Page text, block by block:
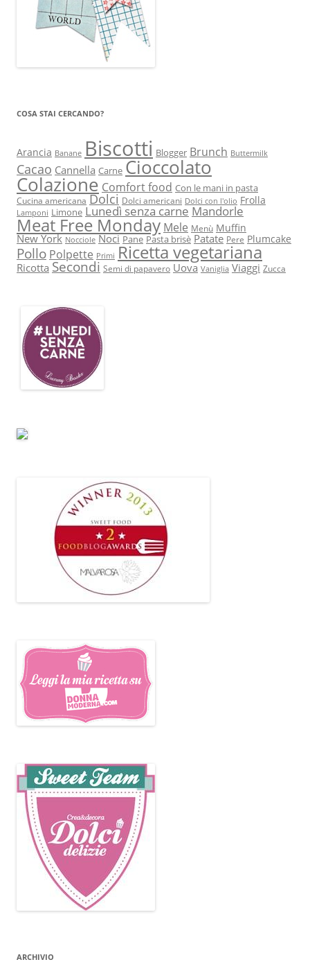
COSA STAI CERCANDO?
Arancia Banane Biscotti Blogger Brunch Buttermilk
Cacao Cannella Carne Cioccolato
Colazione Comfort food Con le mani in pasta
Cucina americana Dolci Dolci americani Dolci con l'olio Frolla
Lamponi Limone Lunedì senza carne Mandorle
Meat Free Monday Mele Menù Muffin
New York Nocciole Noci Pane Pasta brisè Patate Pere Plumcake
Pollo Polpette Primi Ricetta vegetariana
Ricotta Secondi Semi di papavero Uova Vaniglia Viaggi Zucca
ARCHIVIO